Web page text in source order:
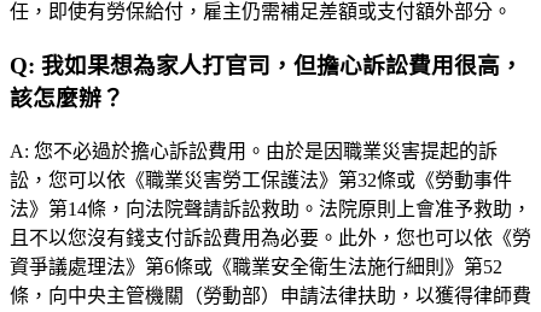
任，即使有勞保給付，雇主仍需補足差額或支付額外部分。
Q: 我如果想為家人打官司，但擔心訴訟費用很高，
該怎麼辦？
A: 您不必過於擔心訴訟費用。由於是因職業災害提起的訴
訟，您可以依《職業災害勞工保護法》第32條或《勞動事件
法》第14條，向法院聲請訴訟救助。法院原則上會准予救助，
且不以您沒有錢支付訴訟費用為必要。此外，您也可以依《勞
資爭議處理法》第6條或《職業安全衛生法施行細則》第52
條，向中央主管機關（勞動部）申請法律扶助，以獲得律師費